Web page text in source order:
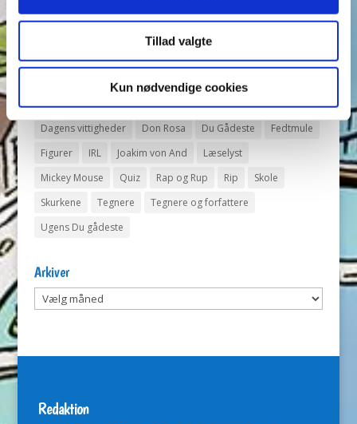
Tillad valgte
Kun nødvendige cookies
opmærksomhed i Anders And!
Anders Vildand
Bjørne-banden Bøger
Carl Barks
Dagens vittigheder
Don Rosa Du Gådeste
Fedtmule
Figurer
IRL Joakim von And
Læselyst
Mickey Mouse
Quiz Rap og Rup Rip
Skole
Skurkene
Tegnere
Tegnere og forfattere
Ugens Du gådeste
Arkiver
Arkiver
Redaktion